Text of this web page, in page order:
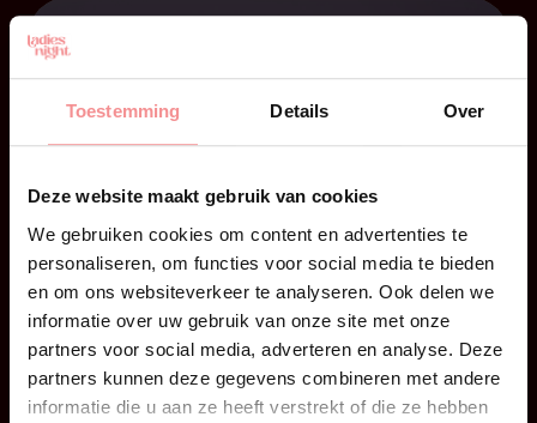
Toestemming Details Over
Deze website maakt gebruik van cookies
We gebruiken cookies om content en advertenties te
personaliseren, om functies voor social media te bieden
en om ons websiteverkeer te analyseren. Ook delen we
informatie over uw gebruik van onze site met onze
partners voor social media, adverteren en analyse. Deze
partners kunnen deze gegevens combineren met andere
informatie die u aan ze heeft verstrekt of die ze hebben
blijft […]
28 juni 2026